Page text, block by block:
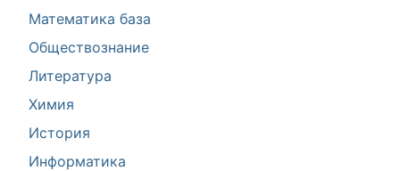
Математика база
Обществознание
Литература
Химия
История
Информатика